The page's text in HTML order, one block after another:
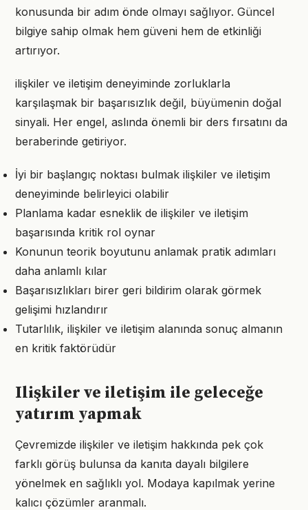
konusunda bir adım önde olmayı sağlıyor. Güncel
bilgiye sahip olmak hem güveni hem de etkinliği
artırıyor.
ilişkiler ve iletişim deneyiminde zorluklarla
karşılaşmak bir başarısızlık değil, büyümenin doğal
sinyali. Her engel, aslında önemli bir ders fırsatını da
beraberinde getiriyor.
İyi bir başlangıç noktası bulmak ilişkiler ve iletişim
deneyiminde belirleyici olabilir
Planlama kadar esneklik de ilişkiler ve iletişim
başarısında kritik rol oynar
Konunun teorik boyutunu anlamak pratik adımları
daha anlamlı kılar
Başarısızlıkları birer geri bildirim olarak görmek
gelişimi hızlandırır
Tutarlılık, ilişkiler ve iletişim alanında sonuç almanın
en kritik faktörüdür
Ilişkiler ve iletişim ile geleceğe
yatırım yapmak
Çevremizde ilişkiler ve iletişim hakkında pek çok
farklı görüş bulunsa da kanıta dayalı bilgilere
yönelmek en sağlıklı yol. Modaya kapılmak yerine
kalıcı çözümler aranmalı.